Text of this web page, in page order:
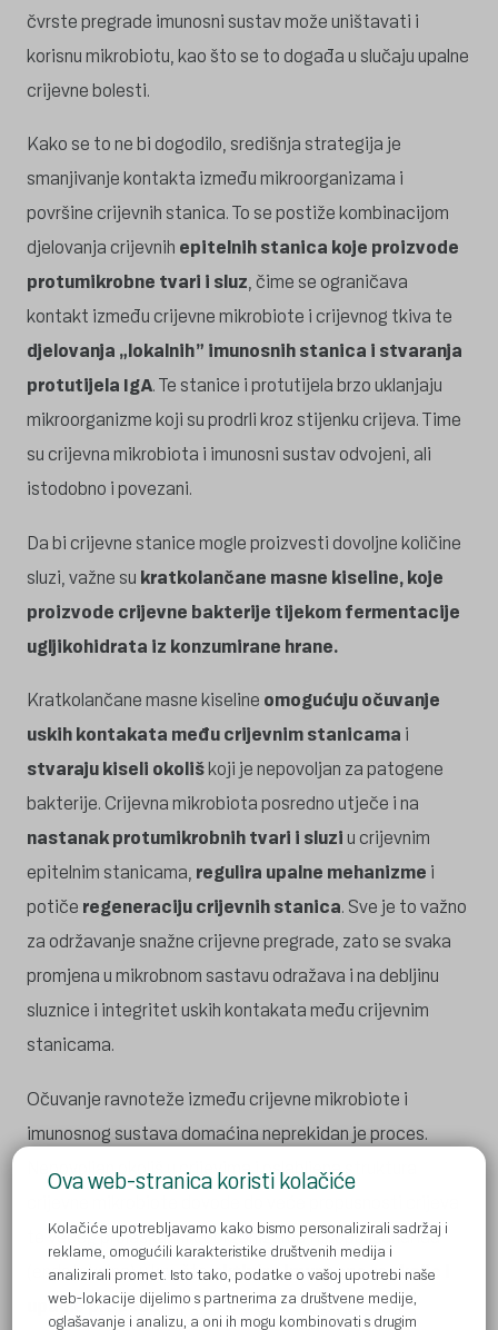
Ova web-stranica koristi kolačiće
Kolačiće upotrebljavamo kako bismo personalizirali sadržaj i
reklame, omogućili karakteristike društvenih medija i
analizirali promet. Isto tako, podatke o vašoj upotrebi naše
web-lokacije dijelimo s partnerima za društvene medije,
oglašavanje i analizu, a oni ih mogu kombinovati s drugim
čvrste pregrade imunosni sustav može uništavati i
korisnu mikrobiotu, kao što se to događa u slučaju upalne
crijevne bolesti.
Kako se to ne bi dogodilo, središnja strategija je
smanjivanje kontakta između mikroorganizama i
površine crijevnih stanica. To se postiže kombinacijom
djelovanja crijevnih epitelnih stanica koje proizvode
protumikrobne tvari i sluz, čime se ograničava
kontakt između crijevne mikrobiote i crijevnog tkiva te
djelovanja „lokalnih” imunosnih stanica i stvaranja
protutijela IgA. Te stanice i protutijela brzo uklanjaju
mikroorganizme koji su prodrli kroz stijenku crijeva. Time
su crijevna mikrobiota i imunosni sustav odvojeni, ali
istodobno i povezani.
Da bi crijevne stanice mogle proizvesti dovoljne količine
sluzi, važne su kratkolančane masne kiseline, koje
proizvode crijevne bakterije tijekom fermentacije
ugljikohidrata iz konzumirane hrane.
Kratkolančane masne kiseline omogućuju očuvanje
uskih kontakata među crijevnim stanicama i
stvaraju kiseli okoliškoji je nepovoljan za patogene
bakterije. Crijevna mikrobiota posredno utječe i na
nastanak protumikrobnih tvari i sluziu crijevnim
epitelnim stanicama, regulira upalne mehanizme i
potiče regeneraciju crijevnih stanica. Sve je to važno
za održavanje snažne crijevne pregrade, zato se svaka
promjena u mikrobnom sastavu odražava i na debljinu
sluznice i integritet uskih kontakata među crijevnim
stanicama.
Očuvanje ravnoteže između crijevne mikrobiote i
imunosnog sustava domaćina neprekidan je proces.
Nepovoljan okoliš u crijevima i oslabljena struktura
te većeg prolaska mikroorganizama i lipopolisaharida
(endotoksina) u krv, štoaktivira imunosne reakcije i
upalne procese.